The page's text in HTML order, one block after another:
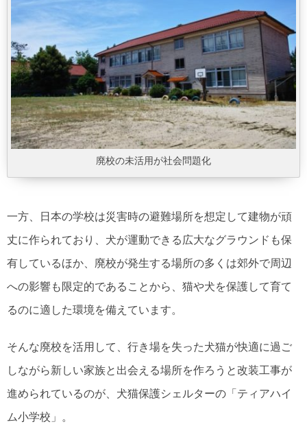
廃校の未活用が社会問題化
一方、日本の学校は災害時の避難場所を想定して建物が頑
丈に作られており、犬が運動できる広大なグラウンドも保
有しているほか、廃校が発生する場所の多くは郊外で周辺
への影響も限定的であることから、猫や犬を保護して育て
るのに適した環境を備えています。
そんな廃校を活用して、行き場を失った犬猫が快適に過ご
しながら新しい家族と出会える場所を作ろうと改装工事が
進められているのが、犬猫保護シェルターの「ティアハイ
ム小学校」。